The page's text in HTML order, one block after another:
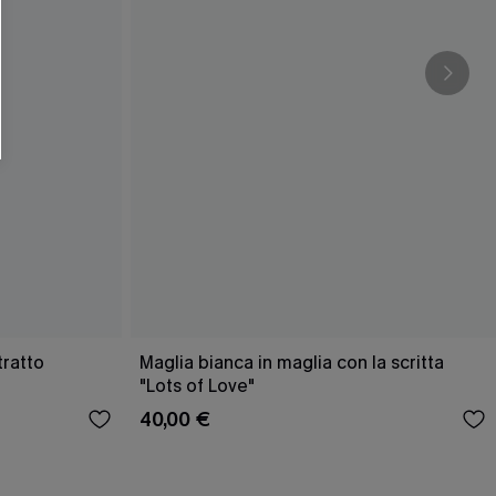
Maglia bianca in maglia con la scritta
"Lots of Love"
40,00 €
i nostri
valutare il livello di coinvolgimento,